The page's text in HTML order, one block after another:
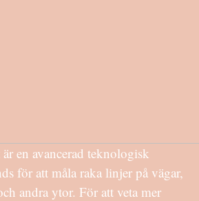
en avancerad teknologisk
för att måla raka linjer på vägar,
andra ytor. För att veta mer